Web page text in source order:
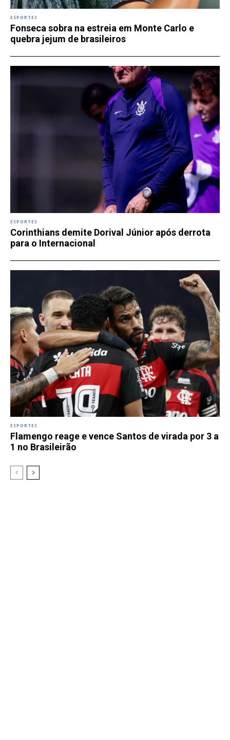
ESPORTES
Fonseca sobra na estreia em Monte Carlo e
quebra jejum de brasileiros
ESPORTES
Corinthians demite Dorival Júnior após derrota
para o Internacional
ESPORTES
Flamengo reage e vence Santos de virada por 3 a
1 no Brasileirão